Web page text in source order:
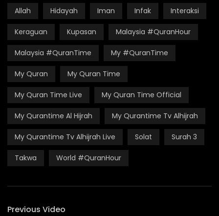
Allah Hidayah Iman Infak Interaksi
Keraguan Kupasan Malaysia #QuranHour
Malaysia #QuranTime My #QuranTime
My Quran My Quran Time
My Quran Time Live My Quran Time Official
My Qurantime Al Hijrah My Qurantime Tv Alhijrah
My Qurantime Tv Alhijrah Live Solat Surah 3
Takwa World #QuranHour
Previous Video